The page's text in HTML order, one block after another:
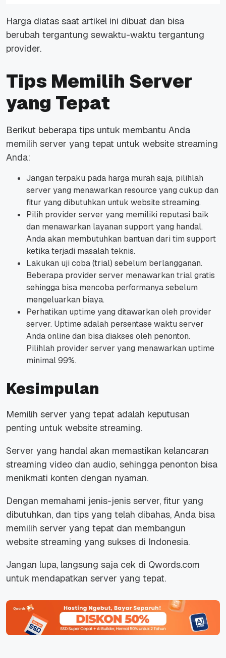
Harga diatas saat artikel ini dibuat dan bisa
berubah tergantung sewaktu-waktu tergantung
provider.
Tips Memilih Server
yang Tepat
Berikut beberapa tips untuk membantu Anda
memilih server yang tepat untuk website streaming
Anda:
Jangan terpaku pada harga murah saja, pilihlah
server yang menawarkan resource yang cukup dan
fitur yang dibutuhkan untuk website streaming.
Pilih provider server yang memiliki reputasi baik
dan menawarkan layanan support yang handal.
Anda akan membutuhkan bantuan dari tim support
ketika terjadi masalah teknis.
Lakukan uji coba (trial) sebelum berlangganan.
Beberapa provider server menawarkan trial gratis
sehingga bisa mencoba performanya sebelum
mengeluarkan biaya.
Perhatikan uptime yang ditawarkan oleh provider
server. Uptime adalah persentase waktu server
Anda online dan bisa diakses oleh penonton.
Pilihlah provider server yang menawarkan uptime
minimal 99%.
Kesimpulan
Memilih server yang tepat adalah keputusan
penting untuk website streaming.
Server yang handal akan memastikan kelancaran
streaming video dan audio, sehingga penonton bisa
menikmati konten dengan nyaman.
Dengan memahami jenis-jenis server, fitur yang
dibutuhkan, dan tips yang telah dibahas, Anda bisa
memilih server yang tepat dan membangun
website streaming yang sukses di Indonesia.
Jangan lupa, langsung saja cek di Qwords.com
untuk mendapatkan server yang tepat.